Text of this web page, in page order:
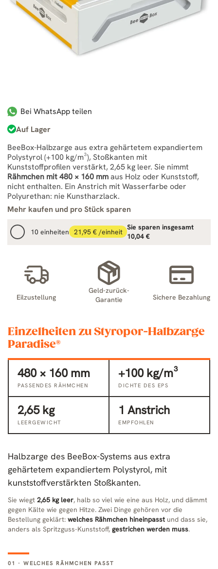
Bei WhatsApp teilen
Auf Lager
Mehr kaufen und pro Stück sparen
10 einheiten 21,95 € /einheit
Sie sparen insgesamt
10,04 €
BeeBox-Halbzarge aus extra gehärtetem expandiertem
Polystyrol (+100 kg/m³), Stoßkanten mit
Kunststoffprofilen verstärkt, 2,65 kg leer. Sie nimmt
Rähmchen mit 480 × 160 mmaus Holz oder Kunststoff,
nicht enthalten. Ein Anstrich mit Wasserfarbe oder
Polyurethan: nie Kunstharzlack.
Eilzustellung
Geld-zurück-
Garantie
Sichere Bezahlung
Einzelheiten zu Styropor-Halbzarge
Paradise®
480 × 160 mm
PASSENDES RÄHMCHEN
+100 kg/m³
DICHTE DES EPS
2,65 kg
LEERGEWICHT
1 Anstrich
EMPFOHLEN
Halbzarge des BeeBox-Systems aus extra
gehärtetem expandiertem Polystyrol, mit
kunststoffverstärkten Stoßkanten.
Sie wiegt 2,65 kg leer, halb so viel wie eine aus Holz, und dämmt
gegen Kälte wie gegen Hitze. Zwei Dinge gehören vor die
Bestellung geklärt: welches Rähmchen hineinpasst und dass sie,
anders als Spritzguss-Kunststoff, gestrichen werden muss.
01 · WELCHES RÄHMCHEN PASST